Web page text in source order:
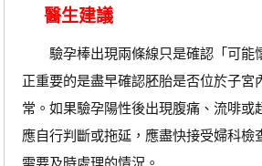
醫生建議
驗孕棒出現兩條線只是確認「可能
正重要的是盡早確認胚胎是否位於子宮
常。如果驗孕陽性後出現腹痛、流啡或
應自行判斷或拖延，應盡快接受婦科檢